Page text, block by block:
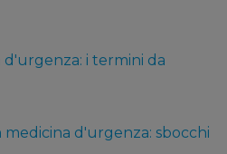
d'urgenza: i termini da
medicina d'urgenza: sbocchi